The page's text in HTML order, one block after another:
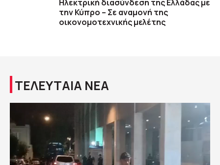
Ηλεκτρική διασύνδεση της Ελλάδας με
την Κύπρο – Σε αναμονή της
οικονομοτεχνικής μελέτης
ΤΕΛΕΥΤΑΙΑ ΝΕΑ